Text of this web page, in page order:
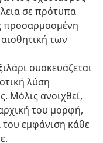
σε πρότυπα
προσαρμοσμένη
των
συσκευάζεται
λύση
Μόλις ανοιχθεί,
του μορφή,
του εμφάνιση κάθε